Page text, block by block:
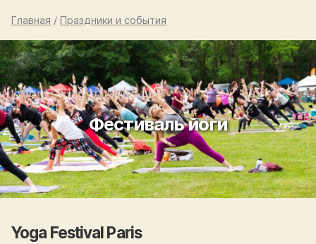
Главная / Праздники и события
Фестиваль йоги
Yoga Festival Paris